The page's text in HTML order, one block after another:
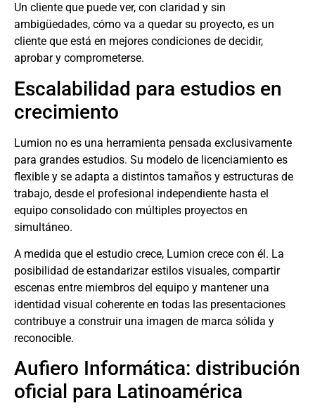
Un cliente que puede ver, con claridad y sin
ambigüedades, cómo va a quedar su proyecto, es un
cliente que está en mejores condiciones de decidir,
aprobar y comprometerse.
Escalabilidad para estudios en
crecimiento
Lumion no es una herramienta pensada exclusivamente
para grandes estudios. Su modelo de licenciamiento es
flexible y se adapta a distintos tamaños y estructuras de
trabajo, desde el profesional independiente hasta el
equipo consolidado con múltiples proyectos en
simultáneo.
A medida que el estudio crece, Lumion crece con él. La
posibilidad de estandarizar estilos visuales, compartir
escenas entre miembros del equipo y mantener una
identidad visual coherente en todas las presentaciones
contribuye a construir una imagen de marca sólida y
reconocible.
Aufiero Informática: distribución
oficial para Latinoamérica